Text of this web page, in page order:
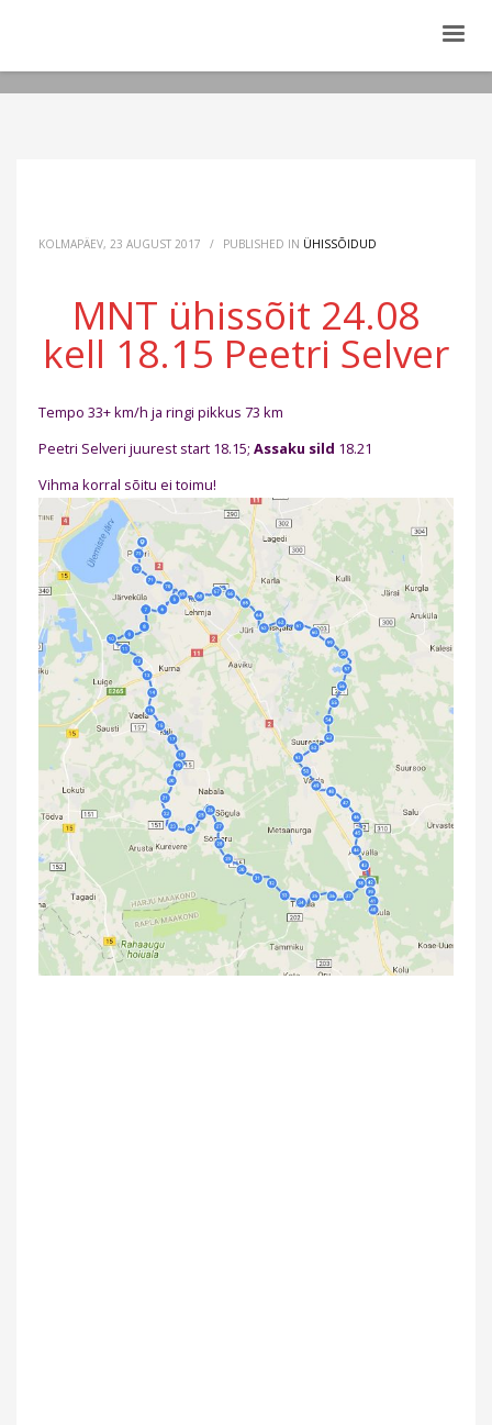
KOLMAPÄEV, 23 AUGUST 2017 / PUBLISHED IN ÜHISSÕIDUD
MNT ühissõit 24.08
kell 18.15 Peetri Selver
Tempo 33+ km/h ja ringi pikkus 73 km
Peetri Selveri juurest start 18.15; Assaku sild 18.21
Vihma korral sõitu ei toimu!